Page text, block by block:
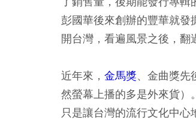
彭國華後來創辦的豐華就發
開台灣，看遍風景之後，翻
近年來， 金馬獎、金曲獎先
然螢幕上播的多是外來貨）
只是讓台灣的流行文化中心